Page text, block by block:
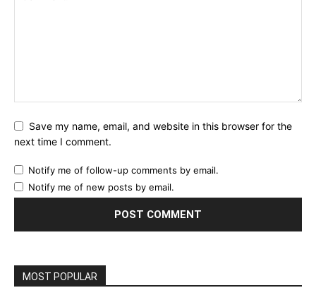
Save my name, email, and website in this browser for the
next time I comment.
Notify me of follow-up comments by email.
Notify me of new posts by email.
MOST POPULAR